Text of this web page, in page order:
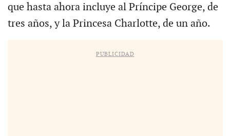
que hasta ahora incluye al Príncipe George, de
tres años, y la Princesa Charlotte, de un año.
PUBLICIDAD